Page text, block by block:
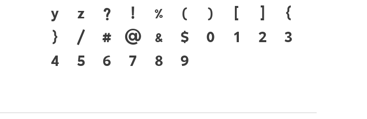
y
z ? ! % ( ) [ ]
{
}
/ # @ & $ 0 1 2
3
4
5 6 7 8 9
คือ โครงสร้างแกร่งของสะพานที่เชื่อมตัวตน
ของชาติ จากปัจจุบันสู่อนาคต